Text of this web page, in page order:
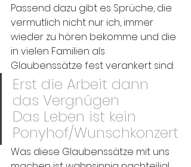
Passend dazu gibt es Sprüche, die
vermutlich nicht nur ich, immer
wieder zu hören bekomme und die
in vielen Familien als
Glaubenssätze fest verankert sind:
Erst die Arbeit dann
das Vergnügen
Das Leben ist kein
Ponyhof/Wunschkonzert
Was diese Glaubenssätze mit uns